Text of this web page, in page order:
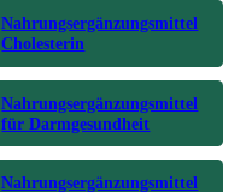
Nahrungsergänzungsmittel
Cholesterin
Nahrungsergänzungsmittel
für Darmgesundheit
Nahrungsergänzungsmittel